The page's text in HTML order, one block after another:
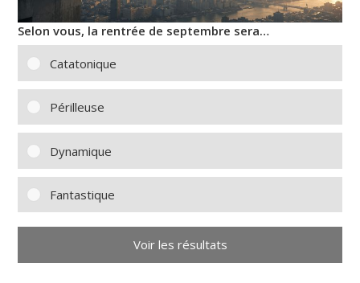
Selon vous, la rentrée de septembre sera…
Catatonique
Périlleuse
Dynamique
Fantastique
Voir les résultats